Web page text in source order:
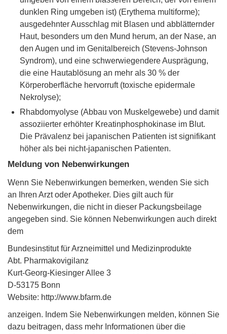
dunklen Ring umgeben ist) (Erythema multiforme);
ausgedehnter Ausschlag mit Blasen und abblätternder
Haut, besonders um den Mund herum, an der Nase, an
den Augen und im Genitalbereich (Stevens-Johnson
Syndrom), und eine schwerwiegendere Ausprägung,
die eine Hautablösung an mehr als 30 % der
Körperoberfläche hervorruft (toxische epidermale
Nekrolyse);
Rhabdomyolyse (Abbau von Muskelgewebe) und damit
assoziierter erhöhter Kreatinphosphokinase im Blut.
Die Prävalenz bei japanischen Patienten ist signifikant
höher als bei nicht-japanischen Patienten.
Meldung von Nebenwirkungen
Wenn Sie Nebenwirkungen bemerken, wenden Sie sich
an Ihren Arzt oder Apotheker. Dies gilt auch für
Nebenwirkungen, die nicht in dieser Packungsbeilage
angegeben sind. Sie können Nebenwirkungen auch direkt
dem
Bundesinstitut für Arzneimittel und Medizinprodukte
Abt. Pharmakovigilanz
Kurt-Georg-Kiesinger Allee 3
D-53175 Bonn
Website: http://www.bfarm.de
anzeigen. Indem Sie Nebenwirkungen melden, können Sie
dazu beitragen, dass mehr Informationen über die